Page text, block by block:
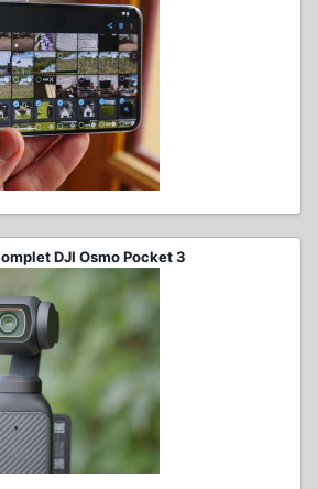
DJI Osmo Pocket 3